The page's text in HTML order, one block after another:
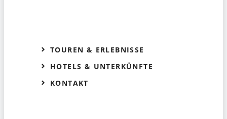
TOUREN & ERLEBNISSE
HOTELS & UNTERKÜNFTE
KONTAKT